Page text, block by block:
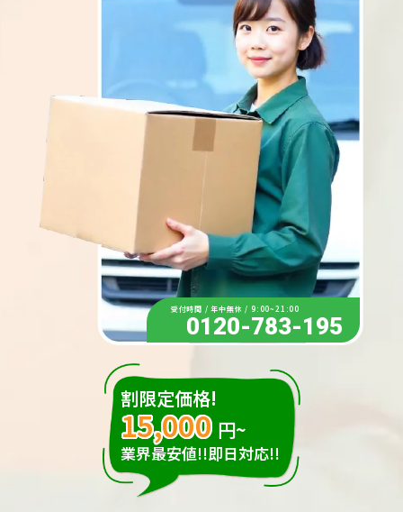
受付時間 / 年中無休 / 9:00~21:00
0120-783-195
割限定価格!
15,000 円~
業界最安値!!即日対応!!